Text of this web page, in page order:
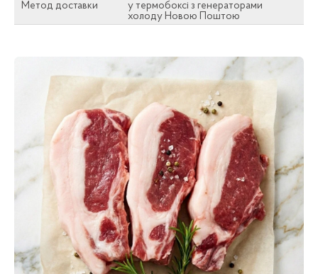
Метод доставки
у термобоксі з генераторами
холоду Новою Поштою